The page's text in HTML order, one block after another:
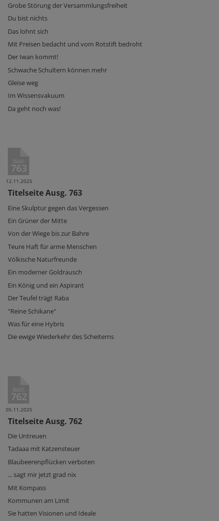
Grobe Störung der Versammlungsfreiheit
Du bist nichts
Das lohnt sich
Mit Preisen bedacht und vom Rotstift bedroht
Der Iwan kommt!
Schwache Schultern können mehr
Gleise weg
Im Wissensvakuum
Da geht noch was!
Ausg.
763
12.11.2025
Titelseite Ausg. 763
Eine Skulptur gegen das Vergessen
Ein Grüner der Mitte
Von der Wiege bis zur Bahre
Teure Haft für arme Menschen
Völkische Naturfreunde
Ein moderner Goldrausch
Ein König und ein Aspirant
Der Teufel trägt Raba
"Reine Schikane"
Was für eine Hybris
Die ewige Wiederkehr des Scheiterns
Ausg.
762
05.11.2025
Titelseite Ausg. 762
Die Untreuen
Tadaaa mit Katzensteuer
Blaubeerenpflücken verboten
... sagt mir jetzt grad nix
Mit Kompass
Kommunen am Limit
Sie hatten Visionen und Ideale